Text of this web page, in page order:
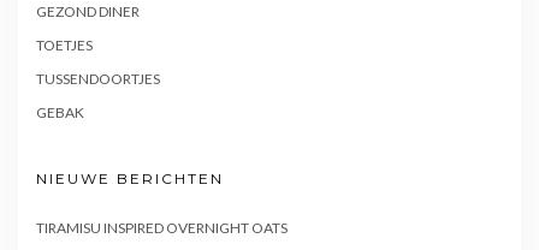
GEZOND DINER
TOETJES
TUSSENDOORTJES
GEBAK
NIEUWE BERICHTEN
TIRAMISU INSPIRED OVERNIGHT OATS